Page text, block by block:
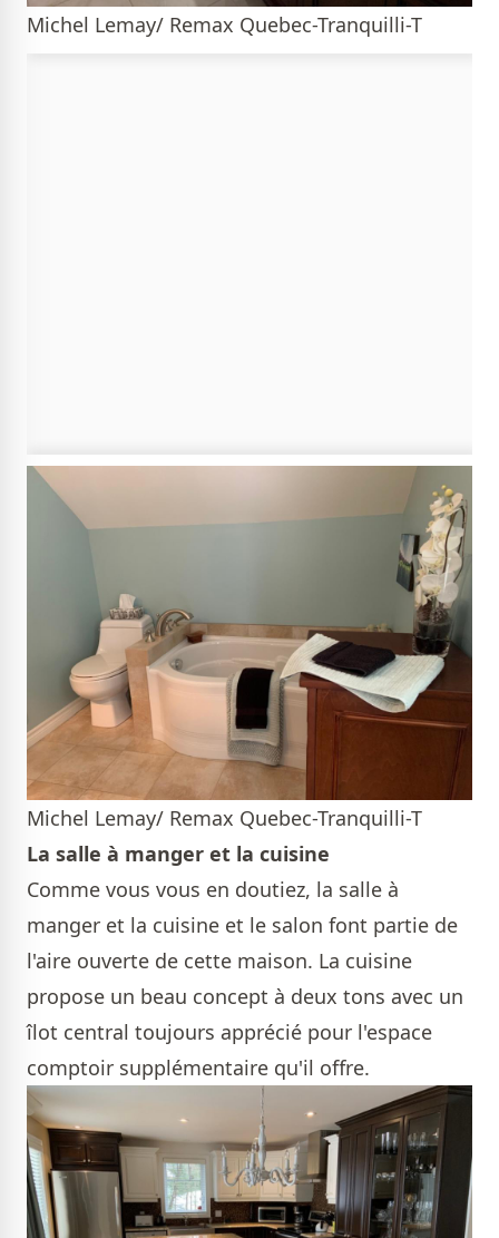
Michel Lemay/ Remax Quebec-Tranquilli-T
Michel Lemay/ Remax Quebec-Tranquilli-T
La salle à manger et la cuisine
Comme vous vous en doutiez, la salle à
manger et la cuisine et le salon font partie de
l'aire ouverte de cette maison. La cuisine
propose un beau concept à deux tons avec un
îlot central toujours apprécié pour l'espace
comptoir supplémentaire qu'il offre.